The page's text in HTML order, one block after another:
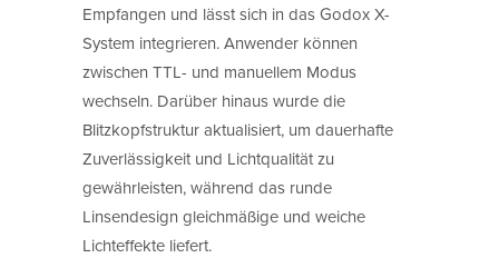
Empfangen und lässt sich in das Godox X-
System integrieren. Anwender können
zwischen TTL- und manuellem Modus
wechseln. Darüber hinaus wurde die
Blitzkopfstruktur aktualisiert, um dauerhafte
Zuverlässigkeit und Lichtqualität zu
gewährleisten, während das runde
Linsendesign gleichmäßige und weiche
Lichteffekte liefert.